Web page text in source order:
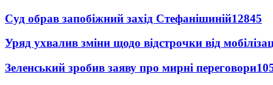
Суд обрав запобіжний захід Стефанішиній12845
Уряд ухвалив зміни щодо відстрочки від
Зеленський зробив заяву про мирні переговори